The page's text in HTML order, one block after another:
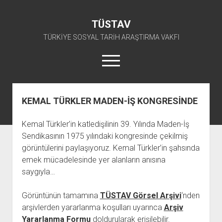
TÜSTAV
TÜRKİYE SOSYAL TARİH ARAŞTIRMA VAKFI
menüyü
aç
twitterfacebookinstagramyoutube
E-ARŞİV
açılır
menüyü
aç
TKP ARŞİV FONU
TİP ARŞİV FONU
TBKP ARŞİV FONU
İŞÇİ HAREKETLERİ ARŞİV FONU
KÜTÜPHANE
açılır
menüyü
aç
TKP KİTAPLIĞI
TSİP KİTAPLIĞI
TBKP KİTAPLIĞI
SÜRELİ YAYINLAR
GÖRSEL-İŞİTSEL
BAŞVURULAR
açılır
menüyü
KEMAL TÜRKLER MADEN-İŞ KONGRESİNDE
Kemal Türkler’in katledişilinin 39. Yılında Maden-İş
Sendikasının 1975 yılındaki kongresinde çekilmiş
görüntülerini paylaşıyoruz. Kemal Türkler’in şahsında
emek mücadelesinde yer alanların anısına
saygıyla…
Görüntünün tamamına TÜSTAV Görsel Arşivi‘nden
arşivlerden yararlanma koşulları uyarınca Arşiv
Yararlanma Formudoldurularak erişilebilir.